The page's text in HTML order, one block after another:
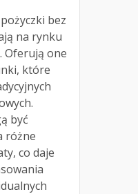
bez
na rynku
Oferują one
które
być
różne
co daje